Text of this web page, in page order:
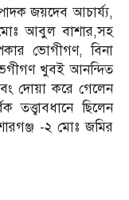
জয়দেব আচার্য্য,
মোঃ আবুল বাশার,সহ
ভোগীগণ, বিনা
খুবই আনন্দিত
দোয়া করে গেলেন
তত্ত্বাবধানে ছিলেন
-২ মোঃ জমির